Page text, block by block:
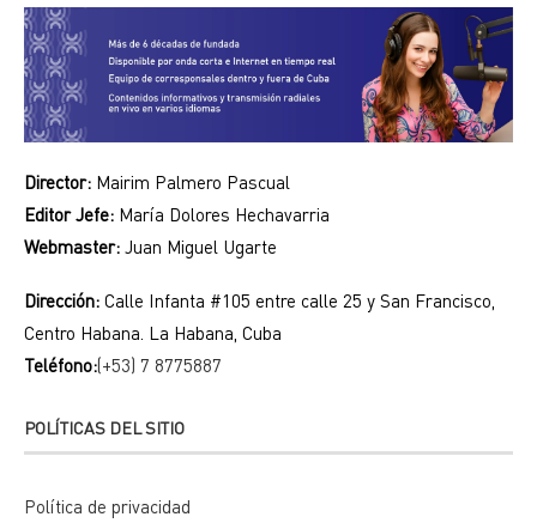
Director: Mairim Palmero Pascual
Editor Jefe: María Dolores Hechavarria
Webmaster: Juan Miguel Ugarte
Dirección: Calle Infanta #105 entre calle 25 y San Francisco,
Centro Habana. La Habana, Cuba
Teléfono:(+53) 7 8775887
POLÍTICAS DEL SITIO
Política de privacidad